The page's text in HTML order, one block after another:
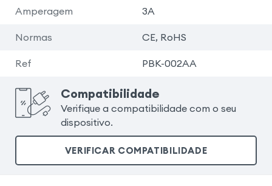
Amperagem 3A
Normas CE, RoHS
Ref PBK-002AA
Compatibilidade
Verifique a compatibilidade com o seu
dispositivo.
VERIFICAR COMPATIBILIDADE